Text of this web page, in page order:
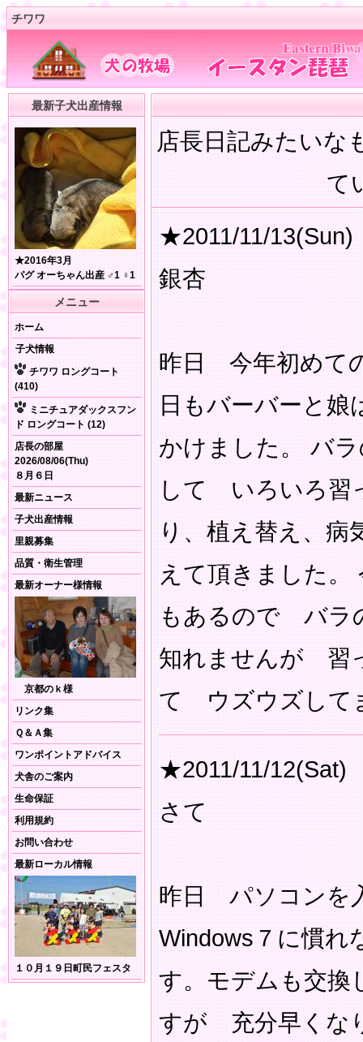
チワワ
最新子犬出産情報
★2016年3月
パグ オーちゃん出産 ♂1 ♀1
メニュー
ホーム
子犬情報
チワワ ロングコート
(410)
ミニチュアダックスフン
ド ロングコート (12)
店長の部屋
2026/08/06(Thu)
８月６日
最新ニュース
子犬出産情報
里親募集
品質・衛生管理
最新オーナー様情報
京都のｋ様
リンク集
Ｑ＆Ａ集
ワンポイントアドバイス
犬舎のご案内
生命保証
利用規約
お問い合わせ
最新ローカル情報
１０月１９日町民フェスタ
店長日記みたいな
て
★2011/11/13(Sun)
銀杏
昨日 今年初めて
日もバーバーと娘
かけました。 バ
して いろいろ習
り、植え替え、病
えて頂きました
もあるので バラ
知れませんが 習
て ウズウズして
★2011/11/12(Sat)
さて
昨日 パソコンを
Windows７に慣
す。モデムも交換
すが 充分早くな